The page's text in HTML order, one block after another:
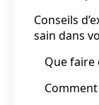
Conseils
sain dans
Que faire